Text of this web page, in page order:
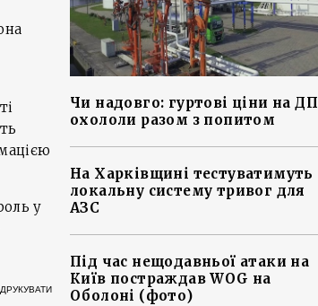
у
ДРУКУВАТИ
Чи надовго: гуртові ціни на ДП
охололи разом з попитом
На Харківщині тестуватимуть
локальну систему тривог для
АЗС
Під час нещодавньої атаки на
Київ постраждав WOG на
Оболоні (фото)